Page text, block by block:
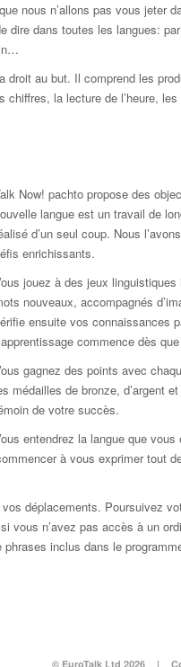
nous n’allons pas vous jeter
dire dans toutes les langues: par
droit au but. Il comprend les
chiffres, la lecture de l’heure,
Now! pachto propose des
langue est un travail de
d’un seul coup. Nous
enrichissants.
jouez à des jeux
nouveaux, accompagnés
ensuite vos connaissances
commence dès
gagnez des points avec
médailles de bronze, d’argent
de votre succès.
entendrez la langue que
à vous exprimer tout
déplacements. Poursuivez
vous n’avez pas accès à un
inclus dans le
© EuroTalk Ltd 2026 |